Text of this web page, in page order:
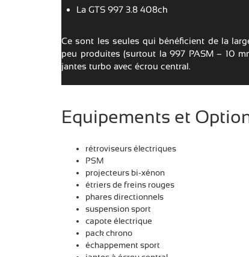
La GTS 997 3.8 408ch
Ce sont les seules qui bénéficient de la
peu produites (surtout la 997 PASM – 10
jantes turbo avec écrou central.
Equipements et
rétroviseurs électriques
PSM
projecteurs bi-xénon
étriers de freins rouges
phares directionnels
suspension sport
capote électrique
pack chrono
échappement sport